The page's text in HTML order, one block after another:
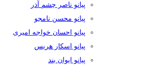
پیانو ناصر چشم آذر
پیانو محسن نامجو
پیانو احسان خواجه امیری
پیانو اسکار هریس
پیانو ایوان بند